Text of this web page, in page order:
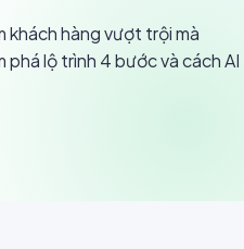
khách hàng vượt trội mà
phá lộ trình 4 bước và cách AI